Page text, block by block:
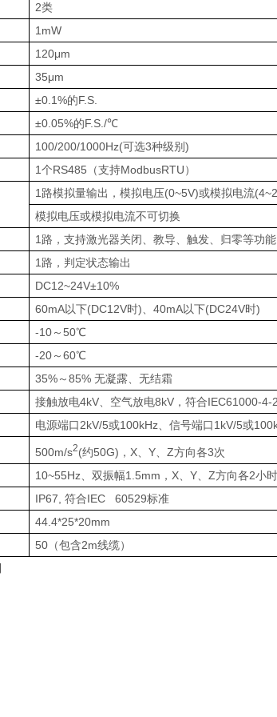
2类
1mW
120μm
35μm
±0.1%的F.S.
±0.05%的F.S./℃
100/200/1000Hz(可选3种级别)
1个RS485 （支持ModbusRTU）
1 路模拟量输出，模拟电压(0~5V)或模拟电流
模拟电压或模拟电流不可切换
1 路，支持激光器关闭、教导、触发、归零等功能
1 路，判定状态输出
DC12~24V±10%
60mA以下(DC12V时) 40mA以下(DC24V时)
-10～50℃
-20～60℃
35%～85% 无凝露、无结霜
接触放电4kV 、空气放电8kV ，符合IEC61000-4-
电源端口2kV/5或100kHz 、信号端口1kV/5或
500m/s2(约50G) ， X Y Z方向各3次
10~55Hz 、双振幅1.5mm ， X Y Z方向各2小时
IP67, 符合IEC 60529标准
44.4*25*20mm
50 （包含2m线缆）